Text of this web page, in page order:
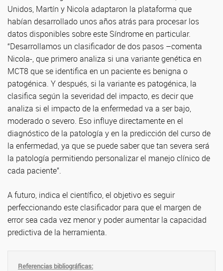
Unidos, Martín y Nicola adaptaron la plataforma que
habían desarrollado unos años atrás para procesar los
datos disponibles sobre este Síndrome en particular.
“Desarrollamos un clasificador de dos pasos –comenta
Nicola-, que primero analiza si una variante genética en
MCT8 que se identifica en un paciente es benigna o
patogénica. Y después, si la variante es patogénica, la
clasifica según la severidad del impacto, es decir que
analiza si el impacto de la enfermedad va a ser bajo,
moderado o severo. Eso influye directamente en el
diagnóstico de la patología y en la predicción del curso de
la enfermedad, ya que se puede saber que tan severa será
la patología permitiendo personalizar el manejo clínico de
cada paciente”.
A futuro, indica el científico, el objetivo es seguir
perfeccionando este clasificador para que el margen de
error sea cada vez menor y poder aumentar la capacidad
predictiva de la herramienta.
Referencias bibliográficas: